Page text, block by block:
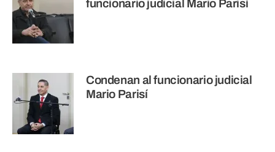
funcionario judicial Mario Parisí
Condenan al funcionario judicial
Mario Parisí